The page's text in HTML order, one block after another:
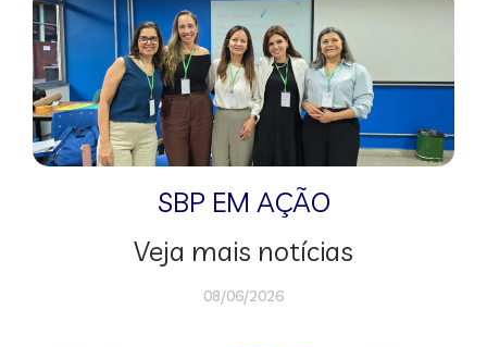
SBP EM AÇÃO
Veja mais notícias
08/06/2026